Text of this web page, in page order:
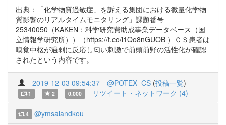
出典：「化学物質過敏症」を訴える集団における微量化学物
質影響のリアルタイムモニタリング」課題番号
25340050（KAKEN：科学研究費助成事業データベース（国
立情報学研究所））（https://t.co/i1Qo8nGUOB ）ＣＳ患者は
嗅覚中枢が過剰に反応し匂い刺激で前頭前野の活性化が確認
されたという内容です。
2019-12-03 09:54:37 @POTEX_CS (投稿一覧)
1 2 0.000 リツイート・ネットワーク (4)
4 @ymsaiandkou